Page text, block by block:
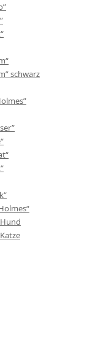
schwarz